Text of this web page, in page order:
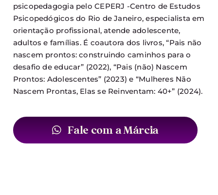
psicopedagogia pelo CEPERJ -Centro de Estudos
Psicopedógicos do Rio de Janeiro, especialista em
orientação profissional, atende adolescente,
adultos e famílias. É coautora dos livros, “Pais não
nascem prontos: construindo caminhos para o
desafio de educar” (2022), “Pais (não) Nascem
Prontos: Adolescentes” (2023) e “Mulheres Não
Nascem Prontas, Elas se Reinventam: 40+” (2024).
Fale com a Márcia